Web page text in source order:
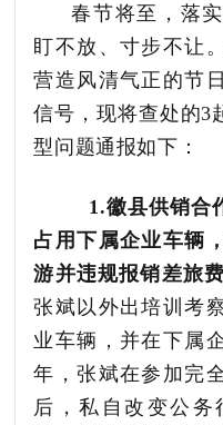
春节将至，落
盯不放、寸步不让
营造风清气正的节
信号，现将查处的3
型问题通报如下 ：
1.徽县供销合
占用下属企业车辆
游并违规报销差旅
张斌以外出培训考
业车辆，并在下属
年，张斌在参加完
后，私自改变公务